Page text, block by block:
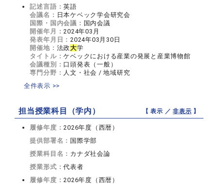
記述言語：英語
会議名： 日本ケベック学会研究会
国際・国内会議： 国内会議
開催年月：2024年03月
発表年月日：2024年03月30日
開催地： 法政大学
タイトル：ケベックにおける産業の発展と産業博物館
会議種別： 口頭発表（一般）
専門分野： 人文・社会 / 地域研究
全件表示 >>
担当授業科目（学内） 【 表示 ／非表示 】
履修年度：2026年度（西暦）
提供部署名： 国際学部
授業科目名： カナダ社会論
授業形式：代表者
履修年度：2026年度（西暦）